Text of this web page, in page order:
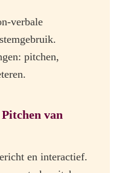
verbale
pitchen,
van
en interactief.